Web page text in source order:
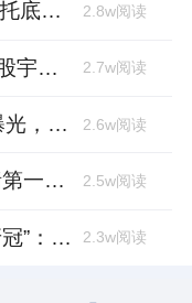
拿森科技今日敲钟，无基石托底，上市市值超百亿 2.8w阅读
梁文锋携DeepSeek战略入股宇树科技，斥资1.4亿锁定3年 2.7w阅读
金华银行2026年经营目标曝光，张宁忙着转让不良贷款 2.6w阅读
牧原、联想投了“中国克隆猪第一人”，中科奥格完成超2亿元A3轮融资 2.5w阅读
泸溪河回应“桃酥出现金属牙冠”：消费者已澄清，所发视频情况不属实 2.3w阅读